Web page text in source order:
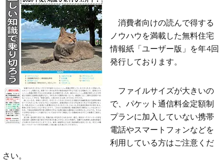
消費者向けの読んで得する
ノウハウを満載した無料住宅
情報紙「ユーザー版」を年4回
発行しております。
ファイルサイズが大きいの
で、パケット通信料金定額制
プランに加入していない携帯
電話やスマートフォンなどを
利用している方はご注意くだ
さい。